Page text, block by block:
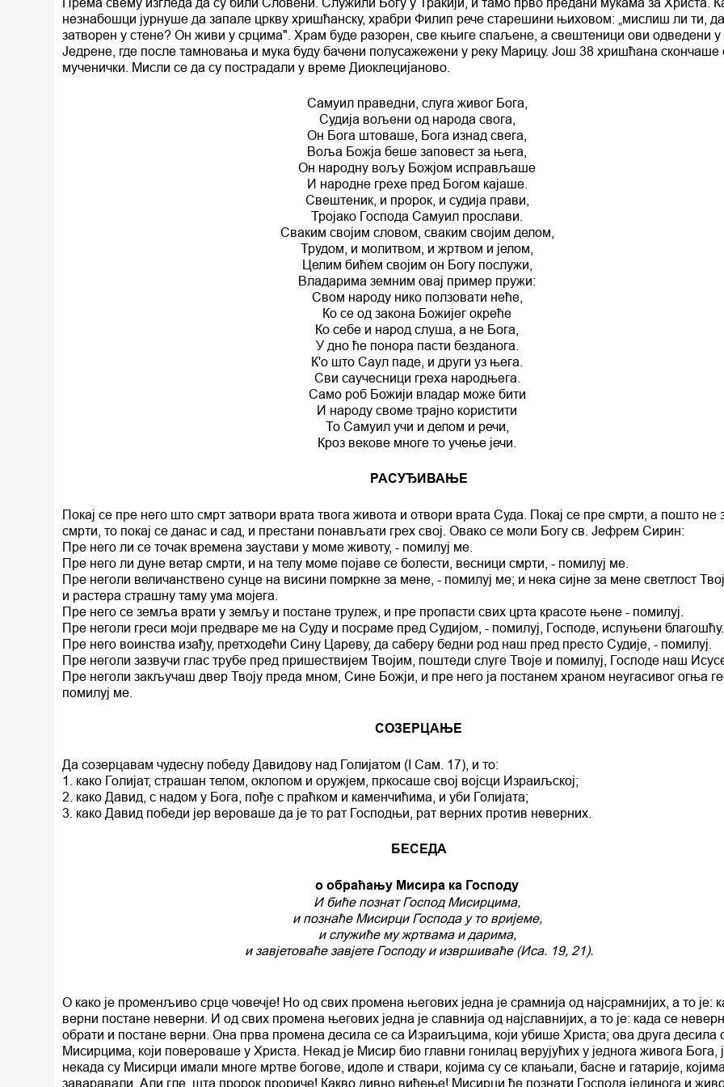
незнабошци јурнуше да запале цркву хришћанску, храбри Филип рече старешини њиховом: „мислиш ли ти, да
затворен у стене? Он живи у срцима". Храм буде разорен, све књиге спаљене, а свештеници ови одведени у
Једрене, где после тамновања и мука буду бачени полусажежени у реку Марицу. Још 38 хришћана
мученички. Мисли се да су пострадали у време Диоклецијаново.
Самуил праведни, слуга живог Бога,
Судија вољени од народа свога,
Он Бога штоваше, Бога изнад свега,
Воља Божја беше заповест за њега,
Он народну вољу Божјом исправљаше
И народне грехе пред Богом кајаше.
Свештеник, и пророк, и судија прави,
Тројако Господа Самуил прослави.
Сваким својим словом, сваким својим делом,
Трудом, и молитвом, и жртвом и јелом,
Целим бићем својим он Богу послужи,
Владарима земним овај пример пружи:
Свом народу нико ползовати неће,
Ко се од закона Божијег окреће
Ко себе и народ слуша, а не Бога,
У дно ће понора пасти безданога.
К'о што Саул паде, и други уз њега.
Сви саучесници греха народњега.
Само роб Божији владар може бити
И народу своме трајно користити
То Самуил учи и делом и речи,
Кроз векове многе то учење јечи.
РАСУЂИВАЊЕ
Покај се пре него што смрт затвори врата твога живота и отвори врата Суда. Покај се пре смрти, а пошто не
смрти, то покај се данас и сад, и престани понављати грех свој. Овако се моли Богу св. Јефрем Сирин:
Пре него ли се точак времена заустави у моме животу, - помилуј ме.
Пре него ли дуне ветар смрти, и на телу моме појаве се болести, весници смрти, - помилуј ме.
Пре неголи величанствено сунце на висини помркне за мене, - помилуј ме; и нека сијне за мене светлост
и растера страшну таму ума мојега.
Пре него се земља врати у земљу и постане трулеж, и пре пропасти свих црта красоте њене - помилуј.
Пре неголи греси моји предваре ме на Суду и посраме пред Судијом, - помилуј, Господе, испуњени
Пре него воинства изађу, претходећи Сину Цареву, да саберу бедни род наш пред престо Судије, - помилуј.
Пре неголи зазвучи глас трубе пред пришествијем Твојим, поштеди слуге Твоје и помилуј, Господе наш
Пре неголи закључаш двер Твоју преда мном, Сине Божји, и пре него ја постанем храном неугасивог огња
помилуј ме.
СОЗЕРЦАЊЕ
Да созерцавам чудесну победу Давидову над Голијатом (I Сам. 17), и то:
1. како Голијат, страшан телом, оклопом и оружјем, пркосаше свој војсци Израиљској;
2. како Давид, с надом у Бога, пође с праћком и каменчићима, и уби Голијата;
3. како Давид победи јер вероваше да је то рат Господњи, рат верних против неверних.
БЕСЕДА
о обраћању Мисира ка Господу
И биће познат Господ Мисирцима,
и познаће Мисирци Господа у то вријеме,
и служиће му жртвама и дарима,
и завјетоваће завјете Господу и извршиваће (Иса. 19, 21).
О како је променљиво срце човечје! Но од свих промена његових једна је срамнија од најсрамнијих, а то је:
верни постане неверни. И од свих промена његових једна је славнија од најславнијих, а то је: када се
обрати и постане верни. Она прва промена десила се са Израиљцима, који убише Христа; ова друга десила
Мисирцима, који повероваше у Христа. Некад је Мисир био главни гонилац верујућих у једнога живога Бога,
некада су Мисирци имали многе мртве богове, идоле и ствари, којима су се клањали, басне и гатарије,
заваравали. Али гле, шта пророк прориче! Какво дивно виђење! Мисирци ће познати Господа јединога и